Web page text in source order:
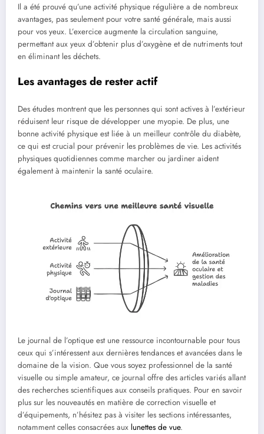
Il a été prouvé qu’une activité physique régulière a de nombreux
avantages, pas seulement pour votre santé générale, mais aussi
pour vos yeux. L’exercice augmente la circulation sanguine,
permettant aux yeux d’obtenir plus d’oxygène et de nutriments tout
en éliminant les déchets.
Les avantages de rester actif
Des études montrent que les personnes qui sont actives à l’extérieur
réduisent leur risque de développer une myopie. De plus, une
bonne activité physique est liée à un meilleur contrôle du diabète,
ce qui est crucial pour prévenir les problèmes de vie. Les activités
physiques quotidiennes comme marcher ou jardiner aident
également à maintenir la santé oculaire.
Le journal de l’optique est une ressource incontournable pour tous
ceux qui s’intéressent aux dernières tendances et avancées dans le
domaine de la vision. Que vous soyez professionnel de la santé
visuelle ou simple amateur, ce journal offre des articles variés allant
des recherches scientifiques aux conseils pratiques. Pour en savoir
plus sur les nouveautés en matière de correction visuelle et
d’équipements, n’hésitez pas à visiter les sections intéressantes,
notamment celles consacrées aux lunettes de vue.